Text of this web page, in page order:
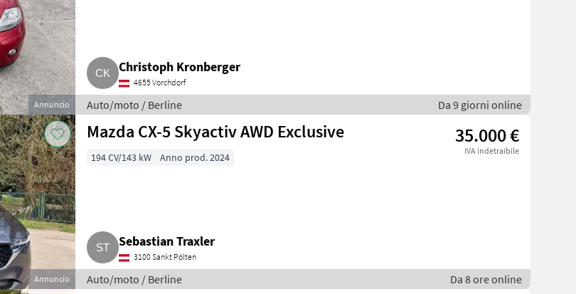
Annuncio
Christoph Kronberger
4655 Vorchdorf
Auto/moto / Berline Da 9 giorni online
Annuncio
Mazda CX-5 Skyactiv AWD Exclusive 35.000 €
IVA indetraibile
194 CV/143 kW Anno prod. 2024
Sebastian Traxler
3100 Sankt Pölten
Auto/moto / Berline Da 8 ore online